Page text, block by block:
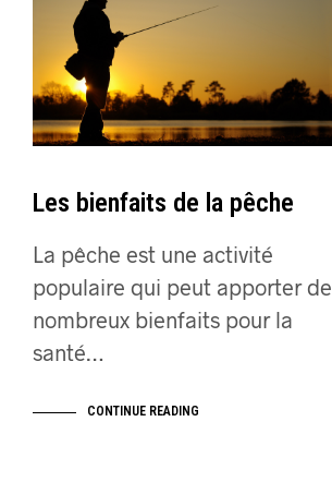
Les bienfaits de la pêche
La pêche est une activité
populaire qui peut apporter de
nombreux bienfaits pour la
santé…
CONTINUE READING